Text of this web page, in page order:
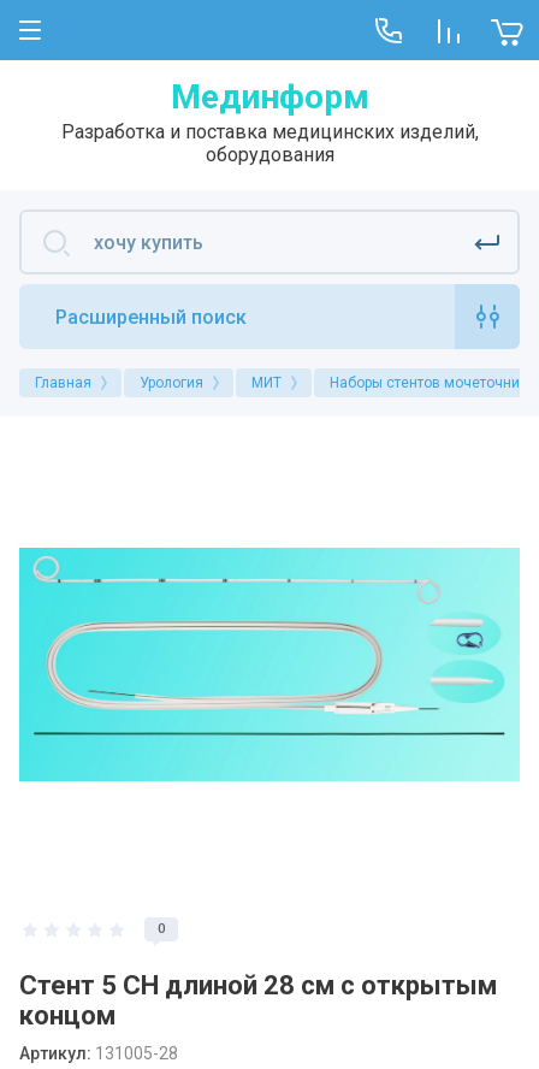
Мединформ
Разработка и поставка медицинских изделий,
оборудования
Расширенный поиск
Главная Урология МИТ Наборы стентов
0
Стент 5 СН длиной 28 см с открытым
концом
Артикул: 131005-28